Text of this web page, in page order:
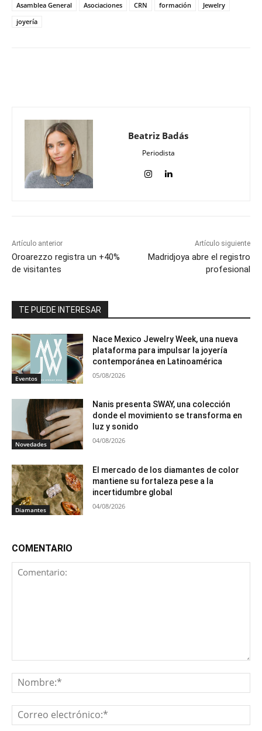
Asamblea General Asociaciones CRN formación
Jewelry
joyería
Beatriz Badás
Periodista
Artículo anterior
Oroarezzo registra un +40%
de visitantes
Artículo siguiente
Madridjoya abre el registro
profesional
TE PUEDE INTERESAR
Eventos
Nace Mexico Jewelry Week, una nueva
plataforma para impulsar la joyería
contemporánea en Latinoamérica
05/08/2026
Novedades
Nanis presenta SWAY, una colección
donde el movimiento se transforma en
luz y sonido
04/08/2026
Diamantes
El mercado de los diamantes de color
mantiene su fortaleza pese a la
incertidumbre global
04/08/2026
COMENTARIO